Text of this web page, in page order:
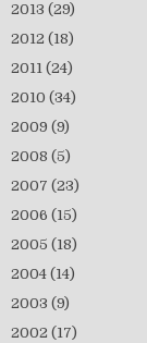
2013 (29)
2012 (18)
2011 (24)
2010 (34)
2009 (9)
2008 (5)
2007 (23)
2006 (15)
2005 (18)
2004 (14)
2003 (9)
2002 (17)